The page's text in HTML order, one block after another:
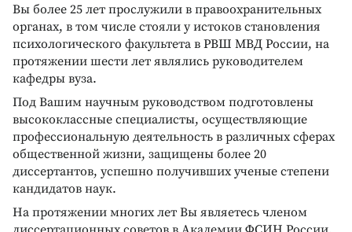
Вы более 25 лет прослужили в правоохранительных
органах, в том числе стояли у истоков становления
психологического факультета в РВШ МВД России, на
протяжении шести лет являлись руководителем
кафедры вуза.
Под Вашим научным руководством подготовлены
высококлассные специалисты, осуществляющие
профессиональную деятельность в различных сферах
общественной жизни, защищены более 20
диссертантов, успешно получивших ученые степени
кандидатов наук.
На протяжении многих лет Вы являетесь членом